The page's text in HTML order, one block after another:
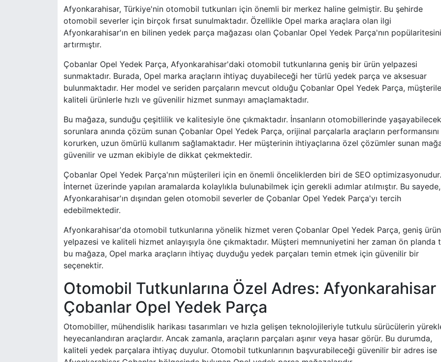
Afyonkarahisar, Türkiye'nin otomobil tutkunları için önemli bir merkez haline gelmiştir. Bu şehirde
otomobil severler için birçok fırsat sunulmaktadır. Özellikle Opel marka araçlara olan ilgi
Afyonkarahisar'ın en bilinen yedek parça mağazası olan Çobanlar Opel Yedek Parça'nın popülaritesini
artırmıştır.
Çobanlar Opel Yedek Parça, Afyonkarahisar'daki otomobil tutkunlarına geniş bir ürün yelpazesi
sunmaktadır. Burada, Opel marka araçların ihtiyaç duyabileceği her türlü yedek parça ve aksesuar
bulunmaktadır. Her model ve seriden parçaların mevcut olduğu Çobanlar Opel Yedek Parça,
kaliteli ürünlerle hızlı ve güvenilir hizmet sunmayı amaçlamaktadır.
Bu mağaza, sunduğu çeşitlilik ve kalitesiyle öne çıkmaktadır. İnsanların otomobillerinde
sorunlara anında çözüm sunan Çobanlar Opel Yedek Parça, orijinal parçalarla araçların performansını
korurken, uzun ömürlü kullanım sağlamaktadır. Her müşterinin ihtiyaçlarına özel çözümler sunan
güvenilir ve uzman ekibiyle de dikkat çekmektedir.
Çobanlar Opel Yedek Parça'nın müşterileri için en önemli önceliklerden biri de SEO optimizasyonudur.
İnternet üzerinde yapılan aramalarda kolaylıkla bulunabilmek için gerekli adımlar atılmıştır. Bu sayede,
Afyonkarahisar'ın dışından gelen otomobil severler de Çobanlar Opel Yedek Parça'yı tercih
edebilmektedir.
Afyonkarahisar'da otomobil tutkunlarına yönelik hizmet veren Çobanlar Opel Yedek Parça, geniş ürün
yelpazesi ve kaliteli hizmet anlayışıyla öne çıkmaktadır. Müşteri memnuniyetini her zaman ön planda
bu mağaza, Opel marka araçların ihtiyaç duyduğu yedek parçaları temin etmek için güvenilir bir
seçenektir.
Otomobil Tutkunlarına Özel Adres: Afyonkarahisar
Çobanlar Opel Yedek Parça
Otomobiller, mühendislik harikası tasarımları ve hızla gelişen teknolojileriyle tutkulu sürücülerin
heyecanlandıran araçlardır. Ancak zamanla, araçların parçaları aşınır veya hasar görür. Bu durumda,
kaliteli yedek parçalara ihtiyaç duyulur. Otomobil tutkunlarının başvurabileceği güvenilir bir adres ise